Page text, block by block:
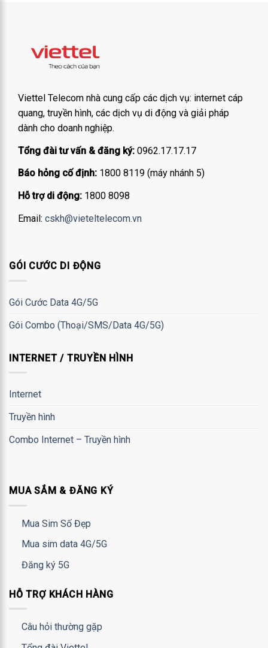
Viettel Telecom nhà cung cấp các dịch vụ: internet cáp
quang, truyền hình, các dịch vụ di động và giải pháp
dành cho doanh nghiệp.
Tổng đài tư vấn & đăng ký: 0962.17.17.17
Báo hỏng cố định: 1800 8119 (máy nhánh 5)
Hỗ trợ di động: 1800 8098
Email: cskh@vieteltelecom.vn
GÓI CƯỚC DI ĐỘNG
Gói Cước Data 4G/5G
Gói Combo (Thoại/SMS/Data 4G/5G)
INTERNET / TRUYỀN HÌNH
Internet
Truyền hình
Combo Internet – Truyền hình
MUA SẮM & ĐĂNG KÝ
Mua Sim Số Đẹp
Mua sim data 4G/5G
Đăng ký 5G
HỖ TRỢ KHÁCH HÀNG
Câu hỏi thường gặp